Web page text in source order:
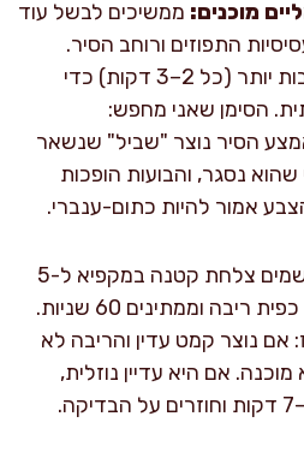
מוכנים: ממשיכים לבשל עוד
בעסיסיות התפוזים ורוחב הסיר.
מערבבים לעיתים קרובות יותר (כל 2–3 דקות) כדי
הסימן שאני מחפש:
הסיר נוצר "שביל" שנשאר
לפני שהוא נסגר, והבועות הופכות
אמור להיות כתום-ענברי.
שמים צלחת קטנה במקפיא ל-5
דקות. מטפטפים עליה כפית ריבה וממתינים 60 שניות.
אם נוצר קמט עדין והריבה לא
אם היא עדיין נוזלית,